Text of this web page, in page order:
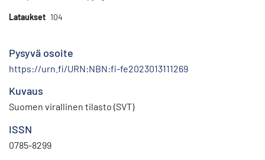
Lataukset 104
Pysyvä osoite
https://urn.fi/URN:NBN:fi-fe2023013111269
Kuvaus
Suomen virallinen tilasto (SVT)
ISSN
0785-8299